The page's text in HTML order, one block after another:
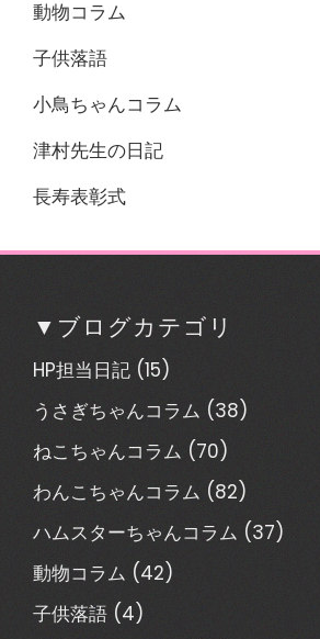
動物コラム
子供落語
小鳥ちゃんコラム
津村先生の日記
長寿表彰式
▼ブログカテゴリ
HP担当日記 (15)
うさぎちゃんコラム (38)
ねこちゃんコラム (70)
わんこちゃんコラム (82)
ハムスターちゃんコラム (37)
動物コラム (42)
子供落語 (4)